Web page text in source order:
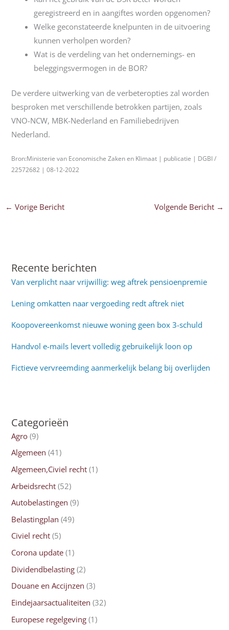
geregistreerd en in aangiftes worden opgenomen?
Welke geconstateerde knelpunten in de uitvoering
kunnen verholpen worden?
Wat is de verdeling van het ondernemings- en
beleggingsvermogen in de BOR?
De verdere uitwerking van de verbeteropties zal worden
besproken met verschillende betrokken partijen, zoals
VNO-NCW, MBK-Nederland en Familiebedrijven
Nederland.
Bron:Ministerie van Economische Zaken en Klimaat | publicatie | DGBI /
22572682 | 08-12-2022
← Vorige Bericht Volgende Bericht →
Recente berichten
Van verplicht naar vrijwillig: weg aftrek pensioenpremie
Lening omkatten naar vergoeding redt aftrek niet
Koopovereenkomst nieuwe woning geen box 3-schuld
Handvol e-mails levert volledig gebruikelijk loon op
Fictieve vervreemding aanmerkelijk belang bij overlijden
Categorieën
Agro (9)
Algemeen (41)
Algemeen,Civiel recht (1)
Arbeidsrecht (52)
Autobelastingen (9)
Belastingplan (49)
Civiel recht (5)
Corona update (1)
Dividendbelasting (2)
Douane en Accijnzen (3)
Eindejaarsactualiteiten (32)
Europese regelgeving (1)